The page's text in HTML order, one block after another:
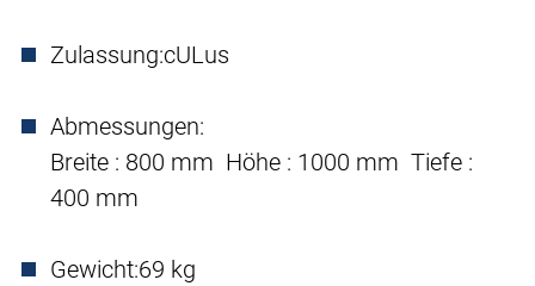
Zulassung:cULus
Abmessungen:
Breite : 800 mm Höhe : 1000 mm Tiefe :
400 mm
Gewicht:69 kg